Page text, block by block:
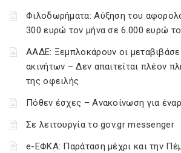
Φιλοδωρήματα: Αύξηση του
300 ευρώ τον μήνα σε 6.000 ευρώ
ΑΑΔΕ: Ξεμπλοκάρουν οι
ακινήτων – Δεν απαιτείται πλέον
της οφειλής
Πόθεν έσχες – Ανακοίνωση για
Σε λειτουργία το gov.gr messenger
e-ΕΦΚΑ: Παράταση μέχρι και την